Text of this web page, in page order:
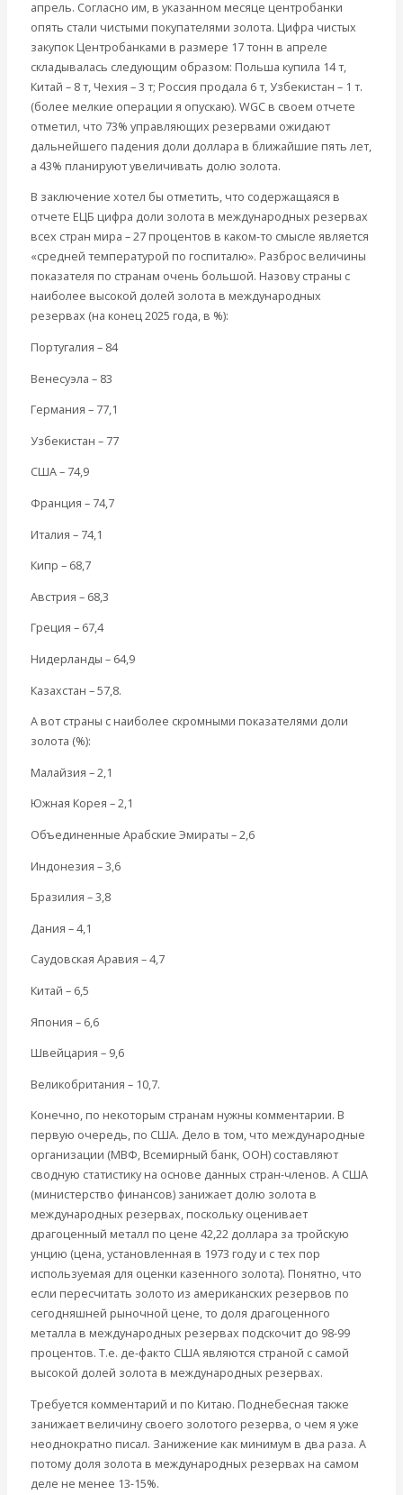
апрель. Согласно им, в указанном месяце центробанки
опять стали чистыми покупателями золота. Цифра чистых
закупок Центробанками в размере 17 тонн в апреле
складывалась следующим образом: Польша купила 14 т,
Китай – 8 т, Чехия – 3 т; Россия продала 6 т, Узбекистан – 1 т.
(более мелкие операции я опускаю). WGC в своем отчете
отметил, что 73% управляющих резервами ожидают
дальнейшего падения доли доллара в ближайшие пять лет,
а 43% планируют увеличивать долю золота.
В заключение хотел бы отметить, что содержащаяся в
отчете ЕЦБ цифра доли золота в международных резервах
всех стран мира – 27 процентов в каком-то смысле является
«средней температурой по госпиталю». Разброс величины
показателя по странам очень большой. Назову страны с
наиболее высокой долей золота в международных
резервах (на конец 2025 года, в %):
Португалия – 84
Венесуэла – 83
Германия – 77,1
Узбекистан – 77
США – 74,9
Франция – 74,7
Италия – 74,1
Кипр – 68,7
Австрия – 68,3
Греция – 67,4
Нидерланды – 64,9
Казахстан – 57,8.
А вот страны с наиболее скромными показателями доли
золота (%):
Малайзия – 2,1
Южная Корея – 2,1
Объединенные Арабские Эмираты – 2,6
Индонезия – 3,6
Бразилия – 3,8
Дания – 4,1
Саудовская Аравия – 4,7
Китай – 6,5
Япония – 6,6
Швейцария – 9,6
Великобритания – 10,7.
Конечно, по некоторым странам нужны комментарии. В
первую очередь, по США. Дело в том, что международные
организации (МВФ, Всемирный банк, ООН) составляют
сводную статистику на основе данных стран-членов. А США
(министерство финансов) занижает долю золота в
международных резервах, поскольку оценивает
драгоценный металл по цене 42,22 доллара за тройскую
унцию (цена, установленная в 1973 году и с тех пор
используемая для оценки казенного золота). Понятно, что
если пересчитать золото из американских резервов по
сегодняшней рыночной цене, то доля драгоценного
металла в международных резервах подскочит до 98-99
процентов. Т.е. де-факто США являются страной с самой
высокой долей золота в международных резервах.
Требуется комментарий и по Китаю. Поднебесная также
занижает величину своего золотого резерва, о чем я уже
неоднократно писал. Занижение как минимум в два раза. А
потому доля золота в международных резервах на самом
деле не менее 13-15%.